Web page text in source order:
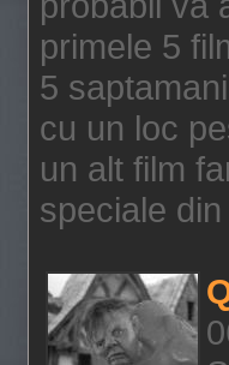
primele 5
5
cu un loc
un alt film
speciale din